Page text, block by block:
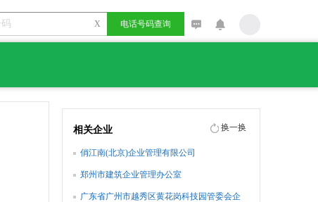
X 电话号码查询
相关企业 换一换
俏江南(北京)企业管理有限公司
郑州市建筑企业管理办公室
广东省广州市越秀区黄花岗科技园管委会企